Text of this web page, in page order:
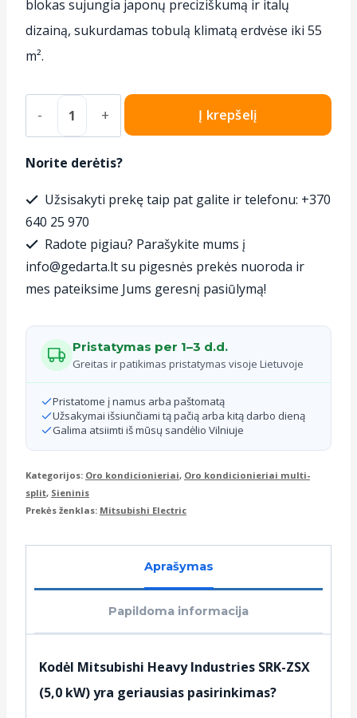
blokas sujungia japonų preciziškumą ir italų
dizainą, sukurdamas tobulą klimatą erdvėse iki 55
m².
produkto
kiekis:
Oro
Mitsubishi
Industries
SRK-
WA
vidinis
blokas
5
kW/5.8
Į krepšelį
Norite derėtis?
Užsisakyti prekę taip pat galite ir telefonu: +370
640 25 970
Radote pigiau? Parašykite mums į
info@gedarta.lt su pigesnės prekės nuoroda ir
mes pateiksime Jums geresnį pasiūlymą!
Pristatymas per 1–3 d.d.
Greitas ir patikimas pristatymas visoje Lietuvoje
Pristatome į namus arba paštomatą
Užsakymai išsiunčiami tą pačią arba kitą darbo dieną
Galima atsiimti iš mūsų sandėlio Vilniuje
Kategorijos: Oro kondicionieriai, Oro kondicionieriai multi-
split, Sieninis
Prekės ženklas: Mitsubishi Electric
Aprašymas
Papildoma informacija
Kodėl Mitsubishi Heavy Industries SRK-ZSX
(5,0 kW) yra geriausias pasirinkimas?